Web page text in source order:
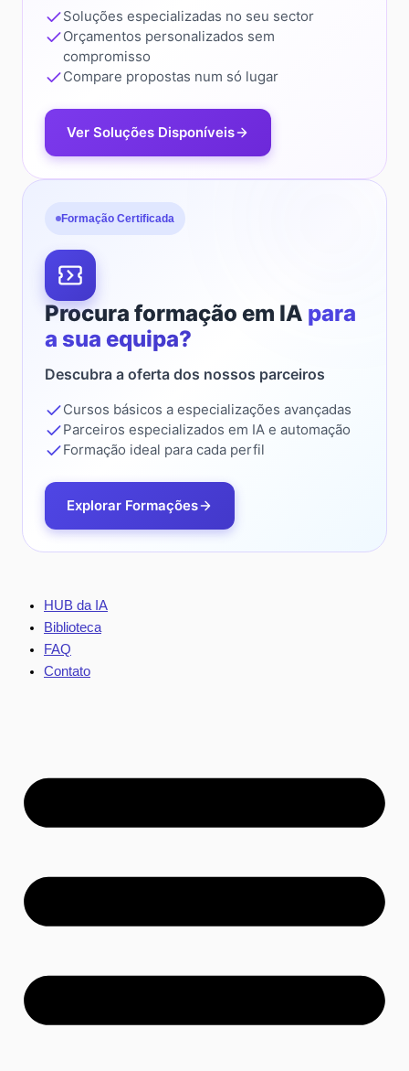
Soluções especializadas no seu sector
Orçamentos personalizados sem
compromisso
Compare propostas num só lugar
Ver Soluções Disponíveis
Formação Certificada
Procura formação em IA para
a sua equipa?
Descubra a oferta dos nossos parceiros
Cursos básicos a especializações avançadas
Parceiros especializados em IA e automação
Formação ideal para cada perfil
Explorar Formações
HUB da IA
Biblioteca
FAQ
Contato